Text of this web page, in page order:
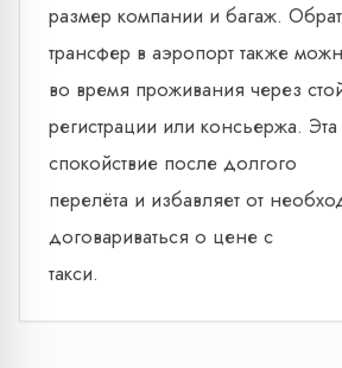
размер компании и багаж.
трансфер в аэропорт также
во время проживания через
регистрации или консьержа. Эта
спокойствие после долгого
перелёта и избавляет от
договариваться о цене с
такси.